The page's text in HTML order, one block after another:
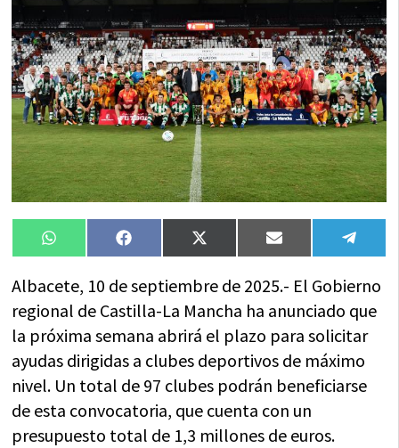
Compartir
en
WhatsAppCompartir
en
FacebookCompartir
en
X
(Twitter)
Compartir
en
Email
en
Albacete, 10 de septiembre de 2025.- El Gobierno
regional de Castilla-La Mancha ha anunciado que
la próxima semana abrirá el plazo para solicitar
ayudas dirigidas a clubes deportivos de máximo
nivel. Un total de 97 clubes podrán beneficiarse
de esta convocatoria, que cuenta con un
presupuesto total de 1,3 millones de euros.